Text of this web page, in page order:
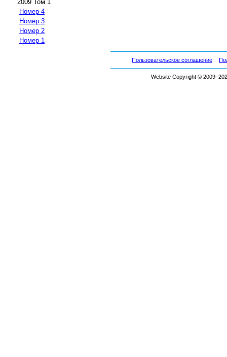
2009 Том 1
Номер 4
Номер 3
Номер 2
Номер 1
Пользовательское соглашение
Website Copyright ©